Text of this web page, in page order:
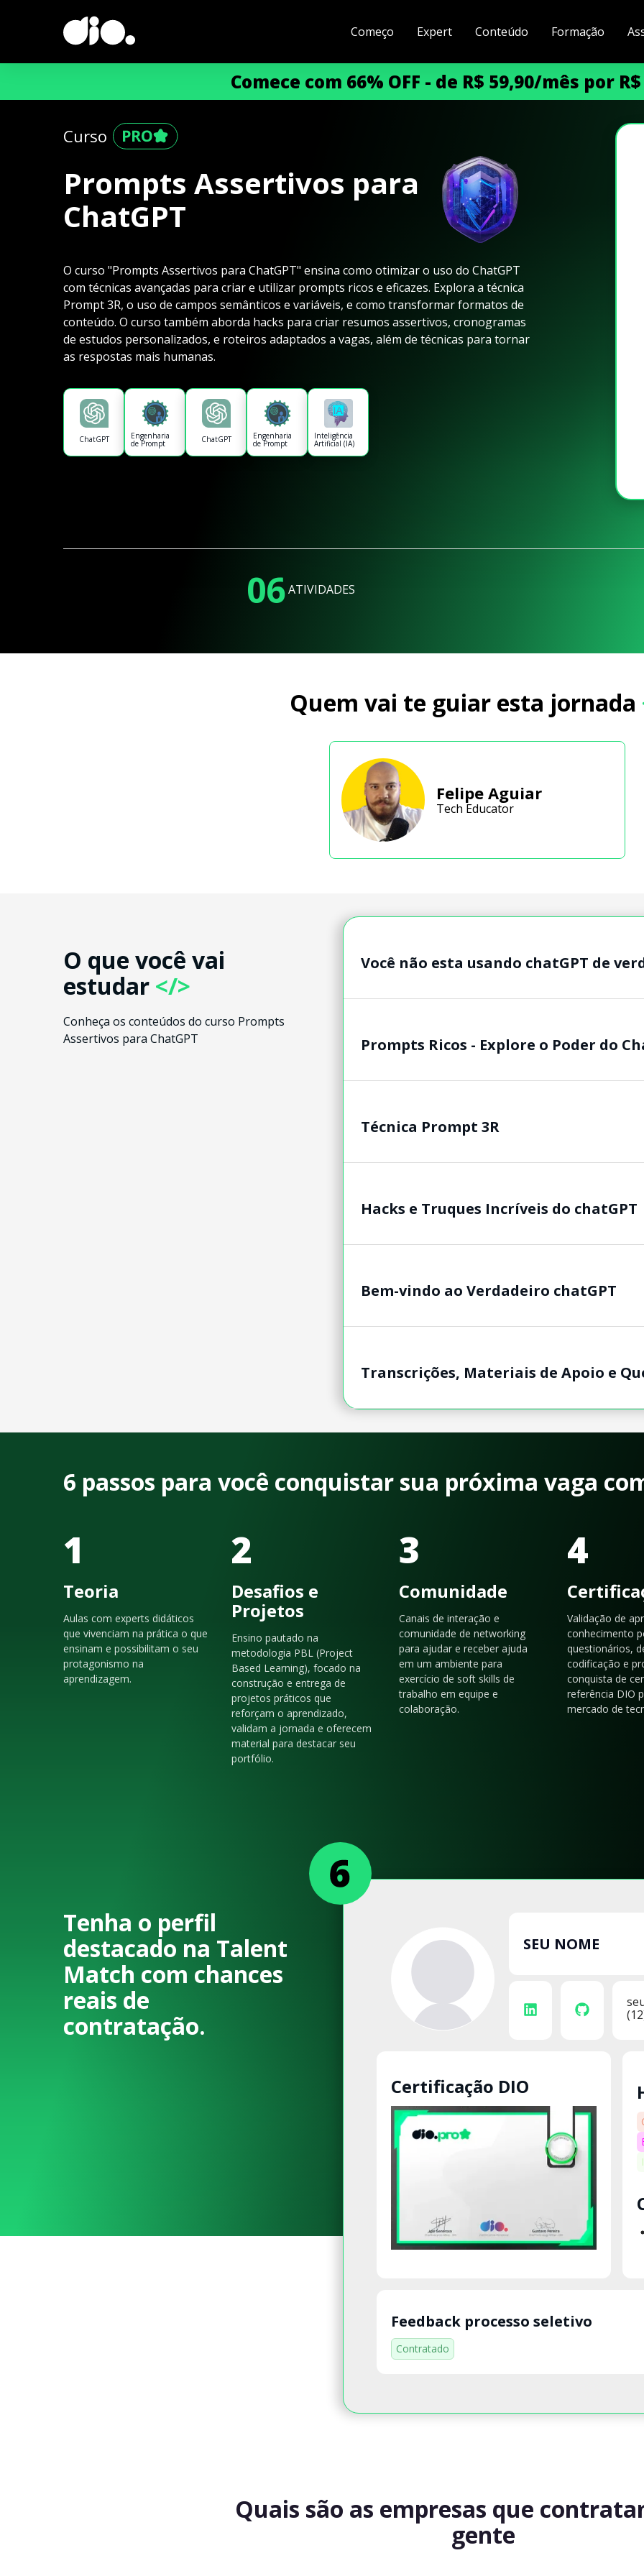
Começo Expert Conteúdo Formação
Comece com 66% OFF - de R$ 59,90/mês por
Curso
Prompts Assertivos para
ChatGPT
O curso "Prompts Assertivos para ChatGPT" ensina como otimizar o uso do ChatGPT
com técnicas avançadas para criar e utilizar prompts ricos e eficazes. Explora a técnica
Prompt 3R, o uso de campos semânticos e variáveis, e como transformar formatos de
conteúdo. O curso também aborda hacks para criar resumos assertivos, cronogramas
de estudos personalizados, e roteiros adaptados a vagas, além de técnicas para tornar
as respostas mais humanas.
ChatGPT Engenharia
de Prompt ChatGPT Engenharia
de Prompt
Inteligência
Artificial (IA)
06 ATIVIDADES
Quem vai te guiar esta jornada
Felipe Aguiar
Tech Educator
O que você vai
estudar </>
Conheça os conteúdos do curso Prompts
Assertivos para ChatGPT
Você não esta usando chatGPT de
Prompts Ricos - Explore o Poder do
Técnica Prompt 3R
Hacks e Truques Incríveis do chatGPT
Bem-vindo ao Verdadeiro chatGPT
Transcrições, Materiais de Apoio e
6 passos para você conquistar sua próxima vaga
1
Teoria
Aulas com experts didáticos
que vivenciam na prática o que
ensinam e possibilitam o seu
protagonismo na
aprendizagem.
2
Desafios e
Projetos
Ensino pautado na
metodologia PBL (Project
Based Learning), focado na
construção e entrega de
projetos práticos que
reforçam o aprendizado,
validam a jornada e oferecem
material para destacar seu
portfólio.
3
Comunidade
Canais de interação e
comunidade de networking
para ajudar e receber ajuda
em um ambiente para
exercício de soft skills de
trabalho em equipe e
colaboração.
4
Validação de
conhecimento
questionários,
codificação e
conquista de
referência DIO
mercado de
Tenha o perfil
destacado na Talent
Match com chances
reais de
contratação.
SEU NOME
Certificação DIO
Feedback processo seletivo
Contratado
Quais são as empresas que
gente